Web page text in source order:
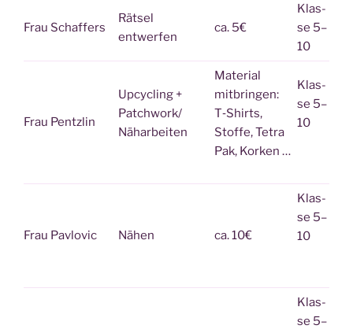
Frau Schaf­fers
Rät­sel
entwerfen
ca. 5€
Klas­
se 5–
10
Frau Pentzlin
Upcy­cling +
Patchwork/
Näh­ar­bei­ten
Mate­ri­al
mitbringen:
T‑Shirts,
Stof­fe, Tetra
Pak, Korken …
Klas­
se 5–
10
Frau Pav­lo­vic Nähen ca. 10€
Klas­
se 5–
10
Klas­
se 5–